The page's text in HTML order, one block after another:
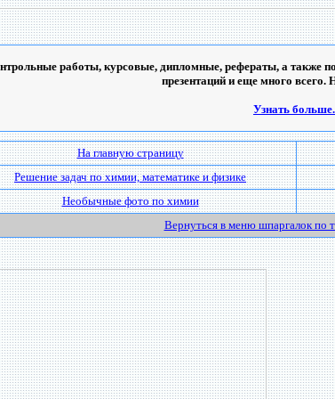
работы, курсовые, дипломные, рефераты, а также
презентаций и еще много всего.
Узнать
На главную страницу
Решение задач по химии, математике и физике
Необычные фото по химии
Вернуться в меню шпаргалок по